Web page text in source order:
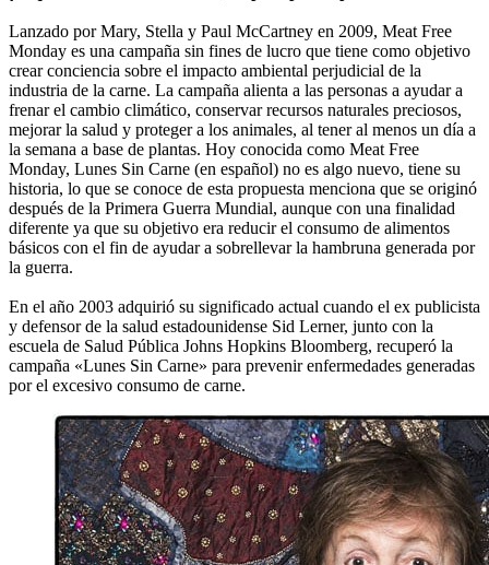
Lanzado por Mary, Stella y Paul McCartney en 2009, Meat Free
Monday es una campaña sin fines de lucro que tiene como objetivo
crear conciencia sobre el impacto ambiental perjudicial de la
industria de la carne. La campaña alienta a las personas a ayudar a
frenar el cambio climático, conservar recursos naturales preciosos,
mejorar la salud y proteger a los animales, al tener al menos un día a
la semana a base de plantas. Hoy conocida como Meat Free
Monday, Lunes Sin Carne (en español) no es algo nuevo, tiene su
historia, lo que se conoce de esta propuesta menciona que se originó
después de la Primera Guerra Mundial, aunque con una finalidad
diferente ya que su objetivo era reducir el consumo de alimentos
básicos con el fin de ayudar a sobrellevar la hambruna generada por
la guerra.
En el año 2003 adquirió su significado actual cuando el ex publicista
y defensor de la salud estadounidense Sid Lerner, junto con la
escuela de Salud Pública Johns Hopkins Bloomberg, recuperó la
campaña «Lunes Sin Carne» para prevenir enfermedades generadas
por el excesivo consumo de carne.